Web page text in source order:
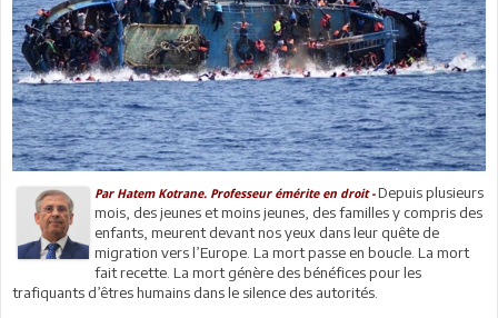
Par Hatem Kotrane. Professeur émérite en droit -Depuis plusieurs
mois, des jeunes et moins jeunes, des familles y compris des
enfants, meurent devant nos yeux dans leur quête de
migration vers l’Europe. La mort passe en boucle. La mort
fait recette. La mort génère des bénéfices pour les
trafiquants d’êtres humains dans le silence des autorités.